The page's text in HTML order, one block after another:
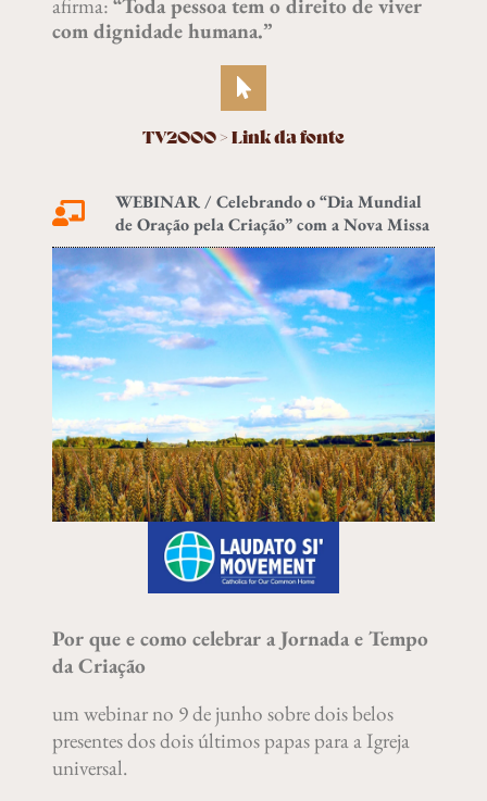
afirma: “Toda pessoa tem o direito de viver
com dignidade humana.”
TV2000 > Link da fonte
WEBINAR / Celebrando o “Dia Mundial
de Oração pela Criação” com a Nova Missa
Por que e como celebrar a Jornada e Tempo
da Criação
um webinar no 9 de junho sobre dois belos
presentes dos dois últimos papas para a Igreja
universal.